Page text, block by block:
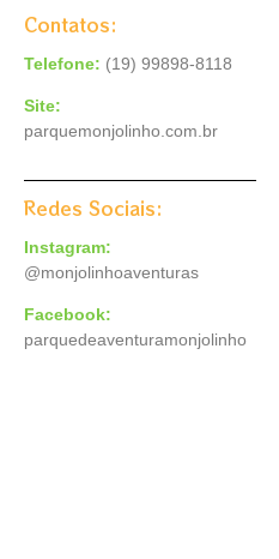
Contatos:
Telefone: (19) 99898-8118
Site:
parquemonjolinho.com.br
Redes Sociais:
Instagram:
@monjolinhoaventuras
Facebook:
parquedeaventuramonjolinho